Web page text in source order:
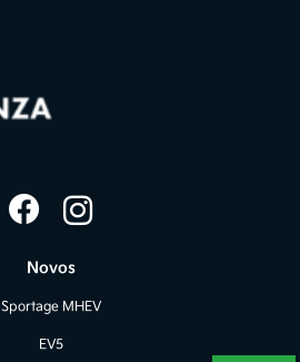
Novos
Sportage MHEV
EV5